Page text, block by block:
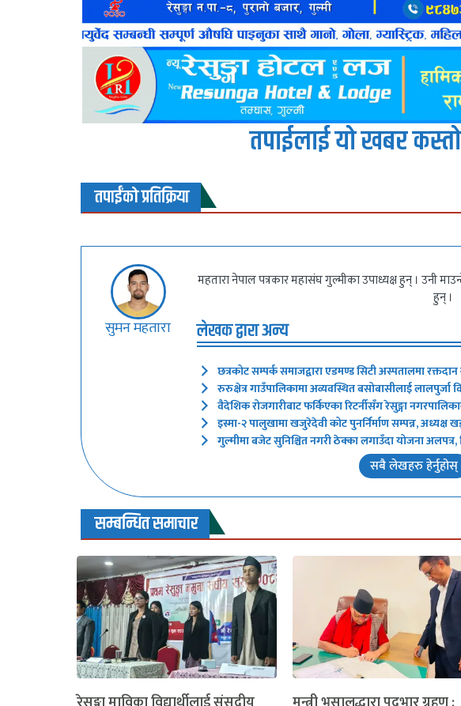
तपाईलाई यो खबर
तपाईंको प्रतिक्रिया
सुमन महतारा
महतारा नेपाल पत्रकार महासंघ गुल्मीका उपाध्यक्ष हुन् । उनी
हुन् ।
लेखक द्वारा अन्य
छत्रकोट सम्पर्क समाजद्वारा एडमण्ड सिटी अस्पतालमा
रुरुक्षेत्र गाउँपालिकामा अव्यवस्थित बसोबासीलाई लालपुर्जा
वैदेशिक रोजगारीबाट फर्किएका रिटर्नीसँग रेसुङ्गा
इस्मा-२ पालुखामा खजुरेदेवी कोट पुनर्निर्माण सम्पन्न, अध्यक्ष
गुल्मीमा बजेट सुनिश्चित नगरी ठेक्का लगाउँदा योजना
सबै लेखहरु हेर्नुहोस्
सम्बन्धित समाचार